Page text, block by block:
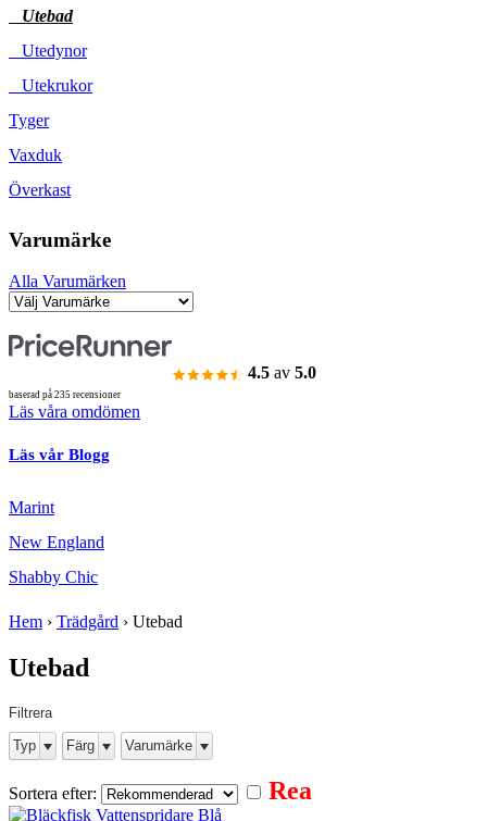
Utebad
Utedynor
Utekrukor
Tyger
Vaxduk
Överkast
Varumärke
Alla Varumärken
4.5 av 5.0
baserad på 235 recensioner
Läs våra omdömen
Läs vår Blogg
Marint
New England
Shabby Chic
Hem › Trädgård › Utebad
Utebad
Filtrera
Typ
Färg Varumärke
Sortera efter: Rea